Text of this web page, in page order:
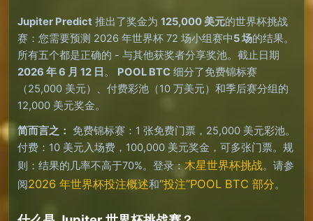
Jupiter Predict 推出了奖金为 125,000 美元的世界杯挑战
赛：您需要预测 2026 年世界杯 72 场小组赛中5 场的结果。
所有五个都是正确的 - 与其他获奖者分享奖池。截止日期
2026 年 6 月 12 日 。 POOL BTC 细分了免费锦标赛
（25,000 美元）、付费彩池（10 万美元）和季后赛分组的
12,000 美元奖金。
简而言之： 免费锦标赛：1 张免费门票，25,000 美元彩池。
付费：10 美元入场费，100,000 美元奖金，可多张门票。规
则：结果的几率不高于70%。登录：木星世界杯挑战。请参
阅2026 年世界杯投注概述和“投注”POOL BTC 部分。